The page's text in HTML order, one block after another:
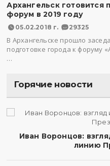
Архангельск готовится
форум в 2019 году
05.02.2018 г. 29325
В Архангельске прошло
подготовке города к форуму
…
Горячие новости
Иван Воронцов:
линию